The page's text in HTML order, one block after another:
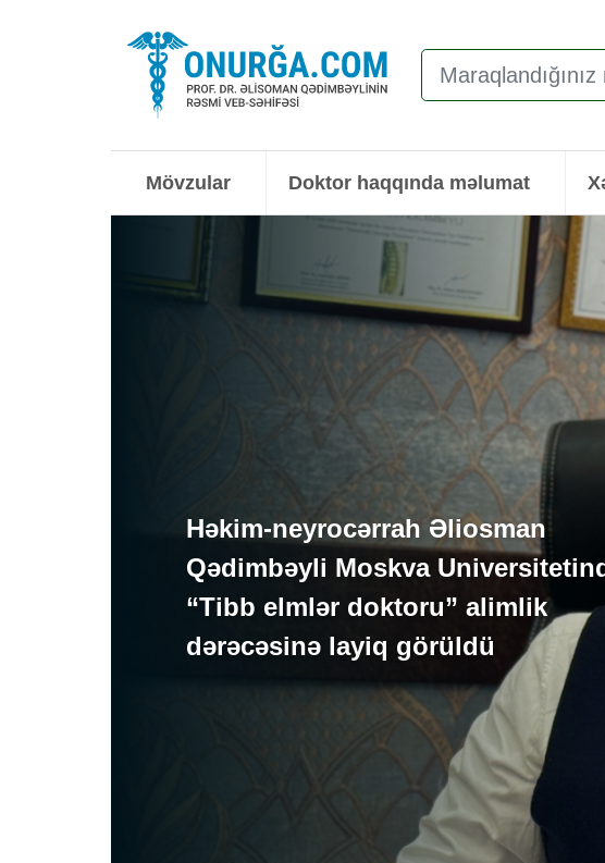
Mövzular Doktor haqqında məlumat
Həkim-neyrocərrah Əliosman
Qədimbəyli Moskva
“Tibb elmlər doktoru” alimlik
dərəcəsinə layiq görüldü